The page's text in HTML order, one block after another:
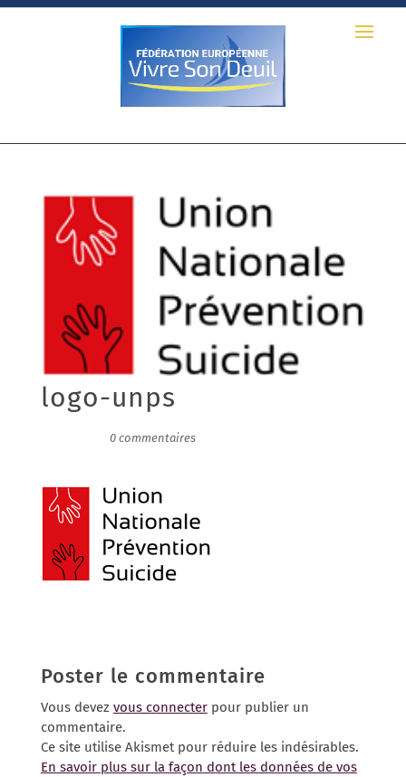
logo-unps
0 commentaires
Poster le commentaire
Vous devez vous connecterpour publier un
commentaire.
Ce site utilise Akismet pour réduire les indésirables.
En savoir plus sur la façon dont les données de vos